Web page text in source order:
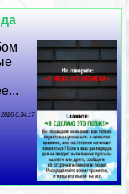
2026 6:34:17